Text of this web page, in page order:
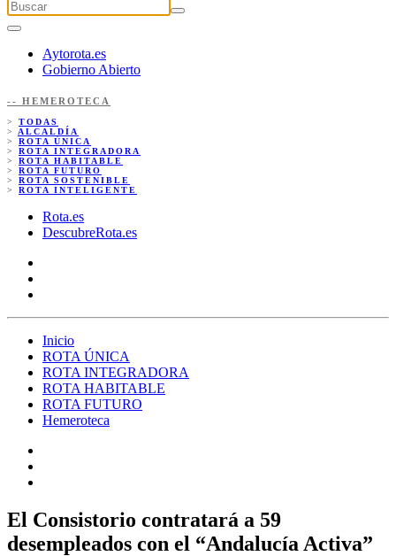
Aytorota.es
Gobierno Abierto
-- HEMEROTECA
> TODAS
> ALCALDÍA
> ROTA ÚNICA
> ROTA INTEGRADORA
> ROTA HABITABLE
> ROTA FUTURO
> ROTA SOSTENIBLE
> ROTA INTELIGENTE
Rota.es
DescubreRota.es
Inicio
ROTA ÚNICA
ROTA INTEGRADORA
ROTA HABITABLE
ROTA FUTURO
Hemeroteca
El Consistorio contratará a 59
desempleados con el “Andalucía Activa”